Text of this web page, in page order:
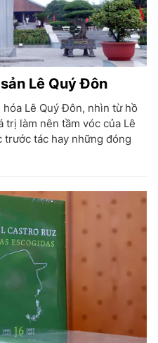
Lê Quý Đôn
Lê Quý Đôn, nhìn từ hồ
trị làm nên tầm vóc của Lê
trước tác hay những đóng